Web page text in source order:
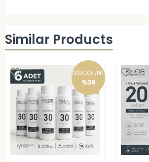
Similar Products
DISCOUNT
%38